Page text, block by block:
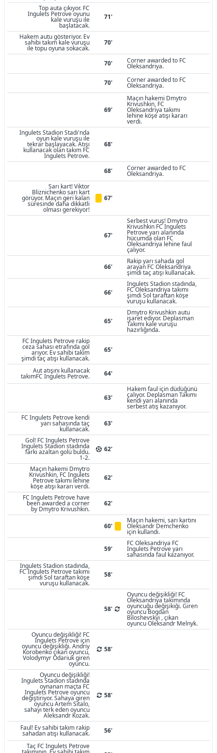
Top auta çıkıyor. FC
Ingulets Petrove oyunu
kale vuruşu ile
başlatacak.
71'
Hakem autu gösteriyor. Ev
sahibi takım kale vuruşu
ile topu oyuna sokacak.
70'
70' Corner awarded to FC
Oleksandriya.
70'
Corner awarded to FC
Oleksandriya.
69'
Maçın hakemi Dmytro
Krivushkin, FC
Oleksandriya takımı
lehine köşe atışı kararı
verdi.
Ingulets Stadion Stadı'nda
oyun kale vuruşu ile
tekrar başlayacak. Atışı
kullanacak olan takım FC
Ingulets Petrove.
68'
68' Corner awarded to FC
Oleksandriya.
Sarı kart! Viktor
Bliznichenko sarı kart
görüyor. Maçın geri kalan
süresinde daha dikkatli
olması gerekiyor!
67'
67'
Serbest vuruş! Dmytro
Krivushkin FC Ingulets
Petrove yarı alanında
hücumda olan FC
Oleksandriya lehine faul
çalıyor.
66'
Rakip yarı sahada gol
arayan FC Oleksandriya
şimdi taç atışı kullanacak.
66'
Ingulets Stadion stadında,
FC Oleksandriya takımı
şimdi Sol taraftan köşe
vuruşu kullanacak.
65'
Dmytro Krivushkin autu
işaret ediyor. Deplasman
Takımı kale vuruşu
hazırlığında.
FC Ingulets Petrove rakip
ceza sahası etrafında gol
arıyor. Ev sahibi takım
şimdi taç atışı kullanacak.
65'
Aut atışını kullanacak
takımFC Ingulets Petrove. 64'
63'
Hakem faul için düdüğünü
çalıyor. Deplasman Takımı
kendi yarı alanında
serbest atış kazanıyor.
FC Ingulets Petrove kendi
yarı sahasında taç
kullanacak.
63'
Gol! FC Ingulets Petrove
Ingulets Stadion stadında
farkı azaltan golü buldu.
1-2.
62'
Maçın hakemi Dmytro
Krivushkin, FC Ingulets
Petrove takımı lehine
köşe atışı kararı verdi.
62'
FC Ingulets Petrove have
been awarded a corner
by Dmytro Krivushkin.
62'
60'
Maçın hakemi, sarı kartını
Oleksandr Demchenko
için kullandı.
59'
FC Oleksandriya FC
Ingulets Petrove yarı
sahasında faul kazanıyor.
Ingulets Stadion stadında,
FC Ingulets Petrove takımı
şimdi Sol taraftan köşe
vuruşu kullanacak.
58'
58'
Oyuncu değişikliği! FC
Oleksandriya takımında
oyuncuğu değişikiği. Giren
oyuncu Bogdan
Biloshevskyi , çıkan
oyuncu Oleksandr Melnyk.
Oyuncu değişikliği! FC
Ingulets Petrove için
oyuncu değişikliği. Andriy
Korobenko çıkan oyuncu,
Volodymyr Odariuk giren
oyuncu.
58'
Oyuncu değişikliği!
Ingulets Stadion stadında
oynanan maçta FC
Ingulets Petrove oyuncu
değiştiriyor. Sahaya giren
oyuncu Artem Sitalo,
sahayı terk eden oyuncu
Aleksandr Kozak.
58'
Faul! Ev sahibi takım rakip
sahadan atışı kullanacak.
56'
Taç FC Ingulets Petrove